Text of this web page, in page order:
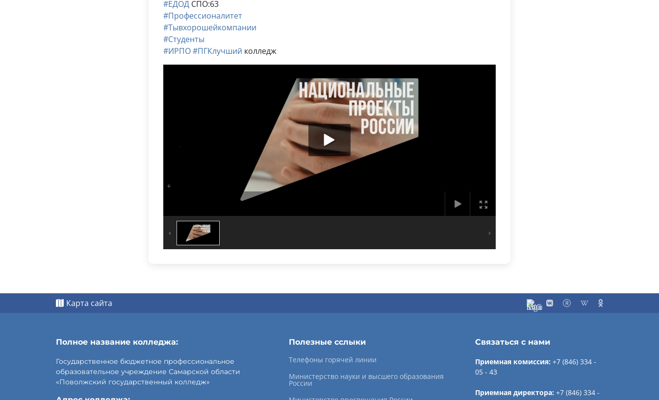
#ЕДОДСПО:63
#Профессионалитет
#Тывхорошейкомпании
#Студенты
#ИРПО#ПГКлучший колледж
Карта сайта
Полное название колледжа:
Государственное бюджетное профессиональное
образовательное учреждение Самарской области
«Поволжский государственный колледж»
Полезные сслыки
Телефоны горячей линии
Министерство науки и высшего образования
России
Связаться с нами
Приемная комиссия: +7 (846) 334 -
05 - 43
Приемная директора: +7 (846) 334 -